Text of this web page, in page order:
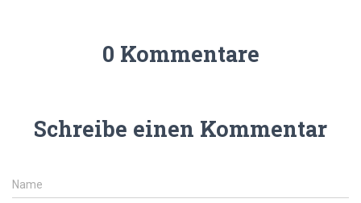
0 Kommentare
Schreibe einen Kommentar
Name